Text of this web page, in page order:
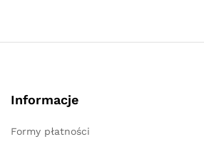
Informacje
Formy płatności